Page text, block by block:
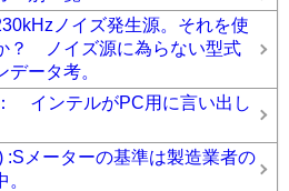
ノイズ発生源。それを使
？ ノイズ源に為らない型式
ータ考。
インテルがPC用に言い出し
:Sメーターの基準は製造業者の